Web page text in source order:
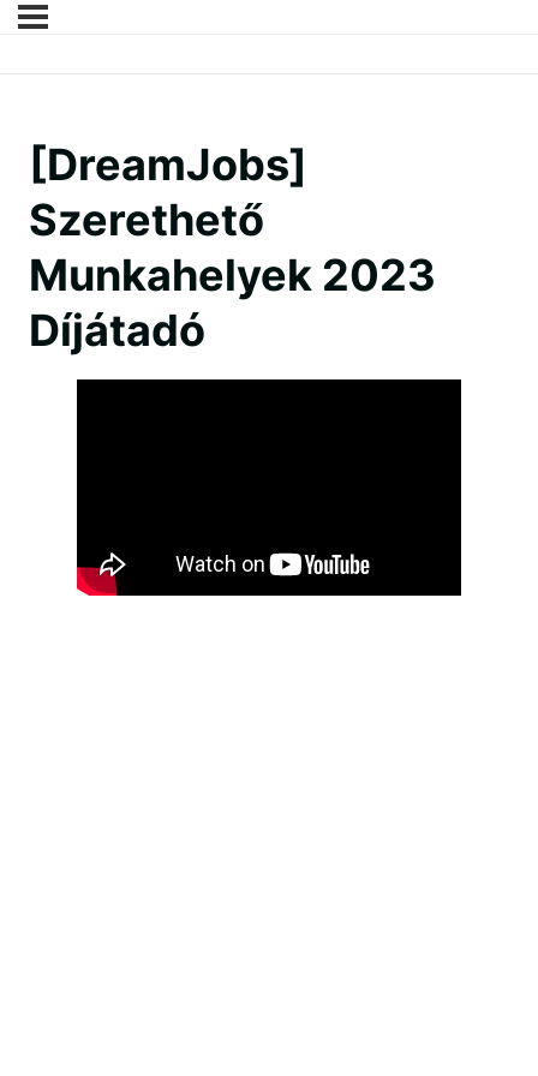
[DreamJobs]
Szerethető
Munkahelyek 2023
Díjátadó